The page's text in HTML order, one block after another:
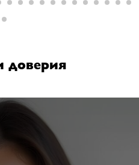
доверия